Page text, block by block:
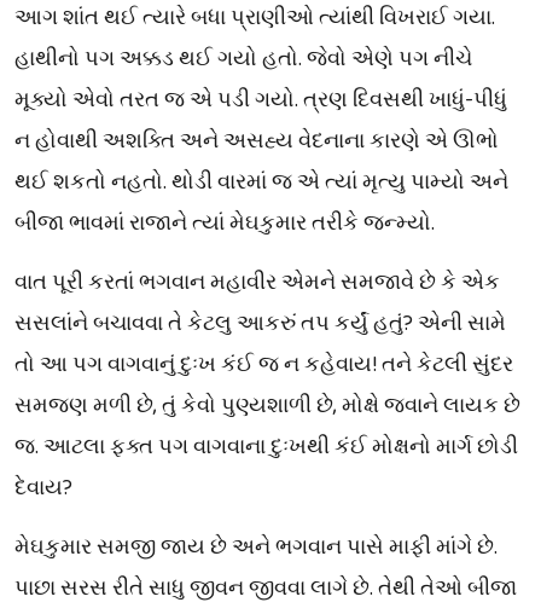
આગ શાંત થઈ ત્યારે બધા પ્રાણીઓ ત્યાંથી વિખરાઈ ગયા.
હાથીનો પગ અક્કડ થઈ ગયો હતો. જેવો એણે પગ નીચે
મૂક્યો એવો તરત જ એ પડી ગયો. ત્રણ દિવસથી ખાધું-પીધું
ન હોવાથી અશક્તિ અને અસહ્ય વેદનાના કારણે એ ઊભો
થઈ શકતો નહતો. થોડી વારમાં જ એ ત્યાં મૃત્યુ પામ્યો અને
બીજા ભાવમાં રાજાને ત્યાં મેઘકુમાર તરીકે જન્મ્યો.
વાત પૂરી કરતાં ભગવાન મહાવીર એમને સમજાવે છે કે એક
સસલાંને બચાવવા તે કેટલુ આકરું તપ કર્યું હતું? એની સામે
તો આ પગ વાગવાનું દુઃખ કંઈ જ ન કહેવાય! તને કેટલી સુંદર
સમજણ મળી છે, તું કેવો પુણ્યશાળી છે, મોક્ષે જવાને લાયક છે
જ. આટલા ફક્ત પગ વાગવાના દુઃખથી કંઈ મોક્ષનો માર્ગ છોડી
દેવાય?
મેઘકુમાર સમજી જાય છે અને ભગવાન પાસે માફી માંગે છે.
પાછા સરસ રીતે સાધુ જીવન જીવવા લાગે છે. તેથી તેઓ બીજા